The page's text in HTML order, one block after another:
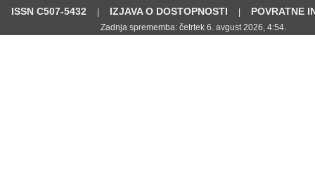
ISSN C507-5432
| IZJAVA O DOSTOPNOSTI | POVRATNE
Zadnja sprememba: četrtek 6. avgust 2026, 4:54.